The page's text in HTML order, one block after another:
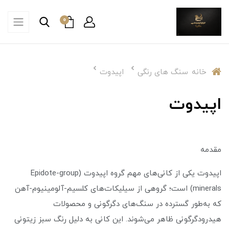
0
خانه سنگ های رنگی اپیدوت
اپیدوت
مقدمه
اپیدوت یکی از کانی‌های مهم گروه اپیدوت (Epidote-group
minerals) است؛ گروهی از سیلیکات‌های کلسیم-آلومینیوم-آهن
که به‌طور گسترده در سنگ‌های دگرگونی و محصولات
هیدرودگرگونی ظاهر می‌شوند. این کانی به دلیل رنگ سبز زیتونی